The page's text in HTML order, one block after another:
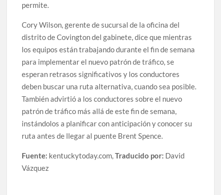
permite.
Cory Wilson, gerente de sucursal de la oficina del
distrito de Covington del gabinete, dice que mientras
los equipos están trabajando durante el fin de semana
para implementar el nuevo patrón de tráfico, se
esperan retrasos significativos y los conductores
deben buscar una ruta alternativa, cuando sea posible.
También advirtió a los conductores sobre el nuevo
patrón de tráfico más allá de este fin de semana,
instándolos a planificar con anticipación y conocer su
ruta antes de llegar al puente Brent Spence.
Fuente: kentuckytoday.com,Traducido por: David
Vázquez